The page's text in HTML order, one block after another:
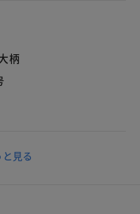
柄
見る